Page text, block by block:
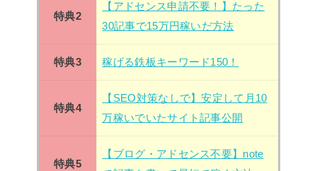
特典2
【アドセンス申請不要！】たった
30記事で15万円稼いだ方法
特典3 稼げる鉄板キーワード150！
特典4
【SEO対策なしで】安定して月10
万稼いでいたサイト記事公開
特典5
【ブログ・アドセンス不要】note